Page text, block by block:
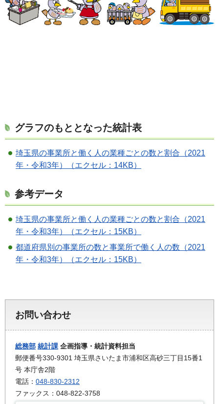
グラフのもととなった統計表
埼玉県の事業所と働く人の業種ごとの数と割合（2021
年・令和3年）（エクセル：14KB）
参考データ
埼玉県の事業所と働く人の業種ごとの数と割合（2021
年・令和3年）（エクセル：15KB）
都道府県別の事業所の数と事業所で働く人の数（2021
年・令和3年）（エクセル：15KB）
お問い合わせ
総務部 統計課 企画指導・統計資料担当
郵便番号330-9301 埼玉県さいたま市浦和区高砂三丁目15番1
号 本庁舎2階
電話： 048-830-2312
ファックス：048-822-3758